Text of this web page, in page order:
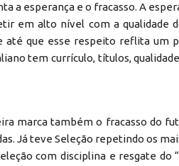
a esperança e o fracasso. A
em alto nível com a qualidade
que esse respeito reflita um
tem currículo, títulos,
marca também o fracasso do
Já teve Seleção repetindo os
com disciplina e resgate do